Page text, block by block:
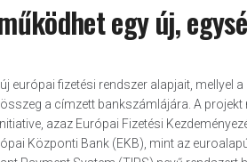
egy új,
európai fizetési rendszer alapjait,
a címzett bankszámlájára. A
azaz Európai Fizetési
Központi Bank (EKB), mint az